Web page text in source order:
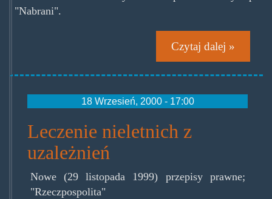
"Nabrani".
Czytaj dalej »
18 Wrzesień, 2000 - 17:00
Leczenie nieletnich z
uzależnień
Nowe (29 listopada 1999) przepisy prawne;
"Rzeczpospolita"